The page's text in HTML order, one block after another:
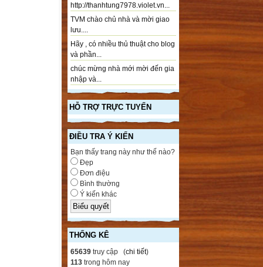
http://thanhtung7978.violet.vn...
TVM chào chủ nhà và mời giao
lưu....
Hãy , có nhiều thủ thuật cho blog
và phần...
chúc mừng nhà mới mời đến gia
nhập và...
HỖ TRỢ TRỰC TUYẾN
ĐIỀU TRA Ý KIẾN
Bạn thấy trang này như thế nào?
Đẹp
Đơn điệu
Bình thường
Ý kiến khác
THỐNG KÊ
65639 truy cập (chi tiết)
113 trong hôm nay